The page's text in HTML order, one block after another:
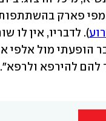
להם להירפא ולרפא".